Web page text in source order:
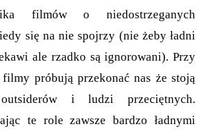
filmów o niedostrzeganych
się na nie spojrzy (nie żeby ładni
ale rzadko są ignorowani). Przy
próbują przekonać nas że stoją
i ludzi przeciętnych.
te role zawsze bardzo ładnymi